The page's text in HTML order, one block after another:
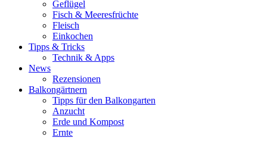
Geflügel
Fisch & Meeresfrüchte
Fleisch
Einkochen
Tipps & Tricks
Technik & Apps
News
Rezensionen
Balkongärtnern
Tipps für den Balkongarten
Anzucht
Erde und Kompost
Ernte